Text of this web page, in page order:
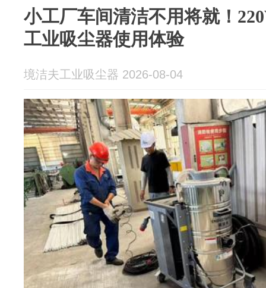
小工厂车间清洁不用将就！
工业吸尘器使用体验
境洁夫工业吸尘器 2026-08-04